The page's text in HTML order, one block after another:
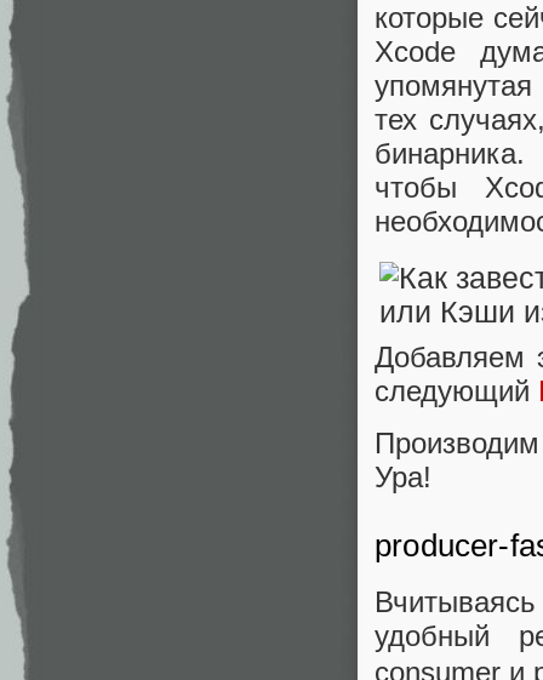
которые
Xcode
тех
чтобы
Добавляем
следующий
Ура!
producer-
удобный
consumer и